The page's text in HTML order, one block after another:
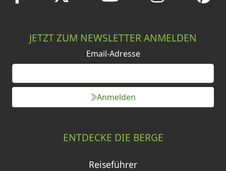
JETZT ZUM NEWSLETTER ANMELDEN
Email-Adresse
Anmelden
ENTDECKE DIE BERGE
Reiseführer